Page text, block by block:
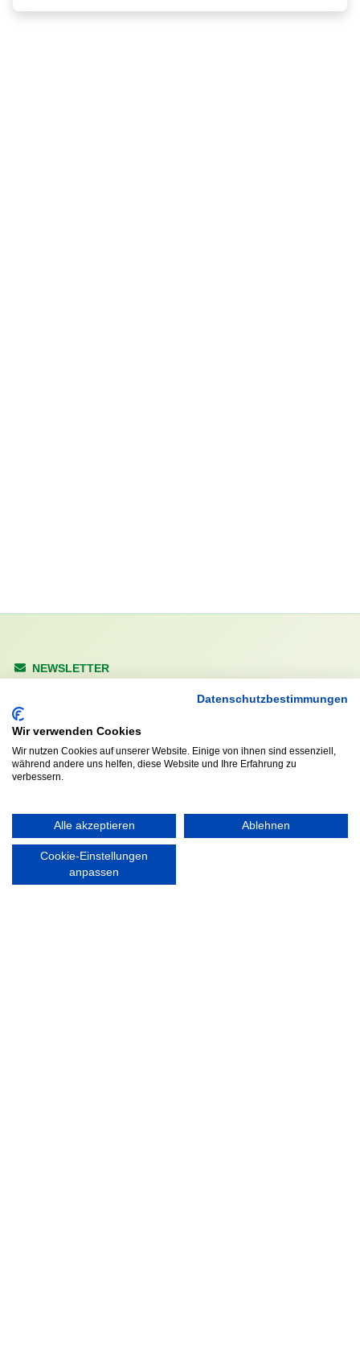
NEWSLETTER
Abonnieren
KONTAKT
Walddörfer Sportverein
Halenreie 32-34
22359 Hamburg
ÖFFNUNGS- UND
Datenschutzbestimmungen
Wir verwenden Cookies
Wir nutzen Cookies auf unserer Website. Einige von ihnen sind essenziell,
während andere uns helfen, diese Website und Ihre Erfahrung zu
verbessern.
Alle akzeptieren Ablehnen
Cookie-Einstellungen
anpassen